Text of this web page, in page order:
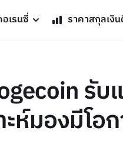
เรนซี่ ราคาสกุลเงิ
รั
ห์มองมีโ